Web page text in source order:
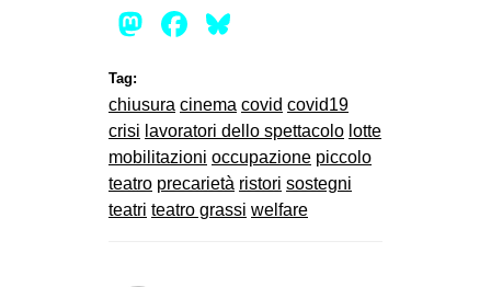
Mastodon
Facebook
Tag:
chiusura cinema covid covid19
crisi lavoratori dello spettacolo lotte
mobilitazioni occupazione piccolo
teatro precarietà ristori sostegni
teatri teatro grassi welfare